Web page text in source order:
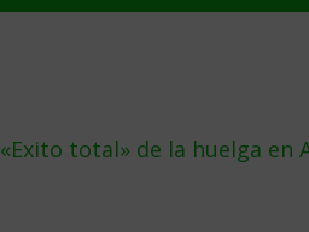
«Exito total» de la huelga en